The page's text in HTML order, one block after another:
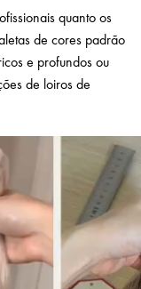
quanto os
de cores padrão
e profundos ou
de loiros de